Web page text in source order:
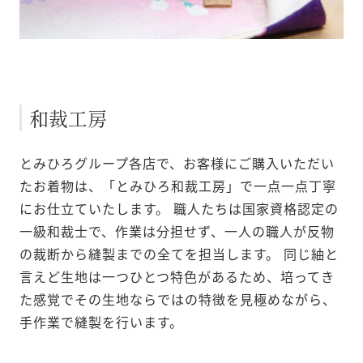
和裁工房
とみひろグループ各店で、お客様にご購入いただい
たお着物は、「とみひろ和裁工房」で一点一点丁寧
にお仕立ていたします。 職人たちは国家資格認定の
一級和裁士で、作業は分担せず、一人の職人が反物
の裁断から縫製までの全てを担当します。 同じ紬と
言えど生地は一つひとつ特色があるため、培ってき
た感覚でその生地ならではの特徴を見極めながら、
手作業で縫製を行います。